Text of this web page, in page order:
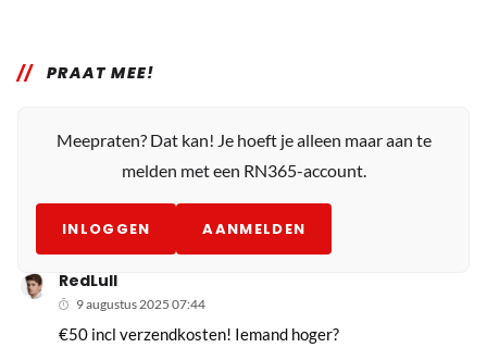
PRAAT MEE!
Meepraten? Dat kan! Je hoeft je alleen maar aan te
melden met een RN365-account.
INLOGGEN AANMELDEN
RedLull
9 augustus 2025 07:44
€50 incl verzendkosten! Iemand hoger?